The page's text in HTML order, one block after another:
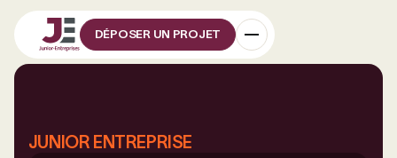
DÉPOSER UN PROJET
JUNIOR ENTREPRISE